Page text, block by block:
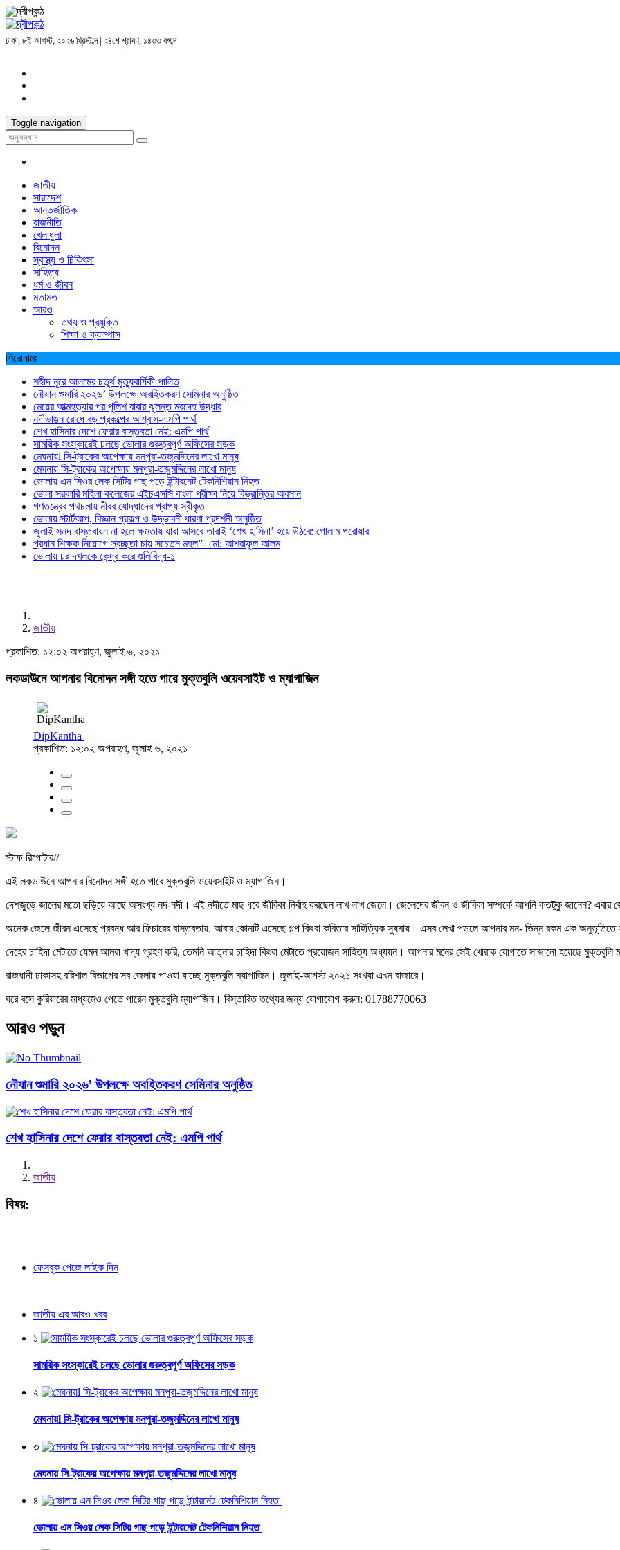
ঢাকা, ৮ই আগস্ট, ২০২৬ খ্রিস্টাব্দ | ২৪শে শ্রাবণ, ১৪৩৩ বঙ্গাব্দ
Toggle navigation
জাতীয়
সারাদেশ
আন্তর্জাতিক
রাজনীতি
খেলাধুলা
বিনোদন
স্বাস্থ্য ও চিকিৎসা
সাহিত্য
ধর্ম ও জীবন
মতামত
আরও
তথ্য ও প্রযুক্তি
শিক্ষা ও ক্যাম্পাস
শিরোনামঃ
শহীদ নূরে আলমের চতুর্থ মৃত্যুবার্ষিকী পালিত
নৌযান শুমারি ২০২৬’ উপলক্ষে অবহিতকরণ সেমিনার অনুষ্ঠিত
মেয়ের আত্মহত্যার পর পুলিশ বাবার ঝুলন্ত মরদেহ উদ্ধার
নদীভাঙন রোধে বড় প্রকল্পের আশ্বাস-এমপি পার্থ
শেখ হাসিনার দেশে ফেরার বাস্তবতা নেই: এমপি পার্থ
সাময়িক সংস্কারেই চলছে ভোলার গুরুত্বপূর্ণ অফিসের সড়ক
মেঘনায়l সি-ট্রাকের অপেক্ষায় মনপুরা-তজুমদ্দিনের লাখো মানুষ
মেঘনায় সি-ট্রাকের অপেক্ষায় মনপুরা-তজুমদ্দিনের লাখো মানুষ
ভোলায় এন সিওর লেক সিটির গাছ পড়ে ইন্টারনেট টেকনিশিয়ান নিহত
ভোলা সরকারি মহিলা কলেজের এইচএসসি বাংলা পরীক্ষা নিয়ে বিভ্রান্তির অবসান
গণতন্ত্রের পথচলায় নীরব যোদ্ধাদের প্রাপ্য স্বীকৃত
ভোলায় স্টার্টআপ, বিজ্ঞান প্রকল্প ও উদ্ভাবনী ধারণা প্রদর্শনী অনুষ্ঠিত
জুলাই সনদ বাস্তবায়ন না হলে ক্ষমতায় যারা আসবে তারাই ‘শেখ হাসিনা’ হয়ে উঠবে: গোলাম পরোয়ার
প্রধান শিক্ষক নিয়োগে স্বচ্ছতা চায় সচেতন মহল”- মো: আশরাফুল আলম
ভোলায় চর দখলকে কেন্দ্র করে গুলিবিদ্ধ-১
জাতীয়
প্রকাশিত: ১২:০২ অপরাহ্ণ, জুলাই ৬, ২০২১
লকডাউনে আপনার বিনোদন সঙ্গী হতে পারে মুক্তবুলি ওয়েবসাইট ও ম্যাগাজিন
DipKantha
প্রকাশিত: ১২:০২ অপরাহ্ণ, জুলাই ৬, ২০২১
স্টাফ রিপোটার//
এই লকডাউনে আপনার বিনোদন সঙ্গী হতে পারে মুক্তবুলি ওয়েবসাইট ও ম্যাগাজিন।
দেশজুড়ে জালের মতো ছড়িয়ে আছে অসংখ্য নদ-নদী। এই নদীতে মাছ ধরে জীবিকা নির্বাহ করছেন লাখ লাখ জেলে। জেলেদের জীবন ও জীবিকা সম্পর্কে আপনি কতটুকু জানেন? এবার
অনেক জেলে জীবন এসেছে প্রবন্ধ আর ফিচারের বাস্তবতায়, আবার কোনটি এসেছে গল্প কিংবা কবিতার সাহিত্যিক সুষমায়। এসব লেখা পড়লে আপনার মন- ভিন্ন রকম এক অনুভূতিতে
দেহের চাহিদা মেটাতে যেমন আমরা খাদ্য গ্রহণ করি, তেমনি আত্নার চাহিদা কিংবা মেটাতে প্রয়োজন সাহিত্য অধ্যয়ন। আপনার মনের সেই খোরাক যোগাতে সাজানো হয়েছে মুক্তবুলি
রাজধানী ঢাকাসহ বরিশাল বিভাগের সব জেলায় পাওয়া যাচ্ছে মুক্তবুলি ম্যাগাজিন। জুলাই-আগস্ট ২০২১ সংখ্যা এখন বাজারে।
ঘরে বসে কুরিয়ারের মাধ্যমেও পেতে পারেন মুক্তবুলি ম্যাগাজিন। বিস্তারিত তথ্যের জন্য যোগাযোগ করুন: 01788770063
আরও পড়ুন
নৌযান শুমারি ২০২৬’ উপলক্ষে অবহিতকরণ সেমিনার অনুষ্ঠিত
শেখ হাসিনার দেশে ফেরার বাস্তবতা নেই: এমপি পার্থ
জাতীয়
বিষয়:
ফেসবুক পেজে লাইক দিন
জাতীয় এর আরও খবর
১
সাময়িক সংস্কারেই চলছে ভোলার গুরুত্বপূর্ণ অফিসের সড়ক
২
মেঘনায়l সি-ট্রাকের অপেক্ষায় মনপুরা-তজুমদ্দিনের লাখো মানুষ
৩
মেঘনায় সি-ট্রাকের অপেক্ষায় মনপুরা-তজুমদ্দিনের লাখো মানুষ
৪
ভোলায় এন সিওর লেক সিটির গাছ পড়ে ইন্টারনেট টেকনিশিয়ান নিহত